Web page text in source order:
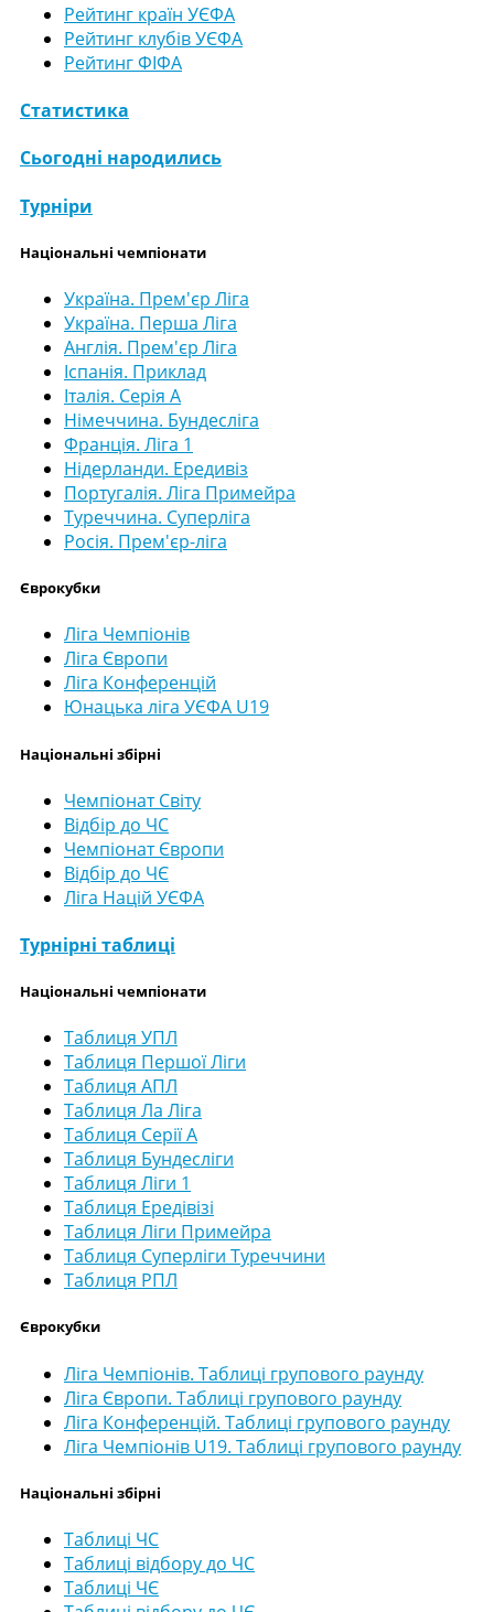
Рейтинг країн УЄФА
Рейтинг клубів УЄФА
Рейтинг ФІФА
Статистика
Сьогодні народились
Турніри
Національні чемпіонати
Україна. Прем'єр Ліга
Україна. Перша Ліга
Англія. Прем'єр Ліга
Іспанія. Приклад
Італія. Серія А
Німеччина. Бундесліга
Франція. Ліга 1
Нідерланди. Ередивіз
Португалія. Ліга Примейра
Туреччина. Суперліга
Росія. Прем'єр-ліга
Єврокубки
Ліга Чемпіонів
Ліга Європи
Ліга Конференцій
Юнацька ліга УЄФА U19
Національні збірні
Чемпіонат Світу
Відбір до ЧС
Чемпіонат Європи
Відбір до ЧЄ
Ліга Націй УЄФА
Турнірні таблиці
Національні чемпіонати
Таблиця УПЛ
Таблиця Першої Ліги
Таблиця АПЛ
Таблиця Ла Ліга
Таблиця Серії А
Таблиця Бундесліги
Таблиця Ліги 1
Таблиця Ередівізі
Таблиця Ліги Примейра
Таблиця Суперліги Туреччини
Таблиця РПЛ
Єврокубки
Ліга Чемпіонів. Таблиці групового раунду
Ліга Європи. Таблиці групового раунду
Ліга Конференцій. Таблиці групового раунду
Ліга Чемпіонів U19. Таблиці групового раунду
Національні збірні
Таблиці ЧС
Таблиці відбору до ЧС
Таблиці ЧЄ